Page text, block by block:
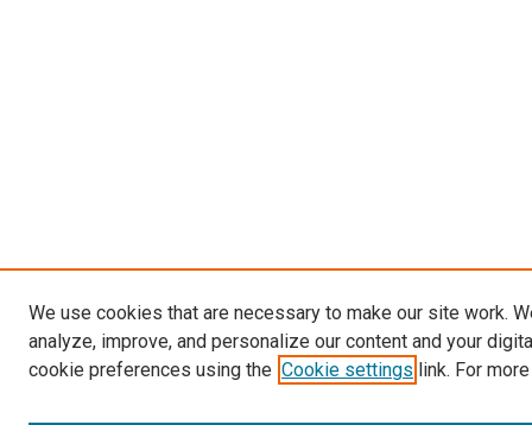
We use cookies that are necessary to make our site work.
analyze, improve, and personalize our content and your
cookie preferences using the Cookie settings link. For